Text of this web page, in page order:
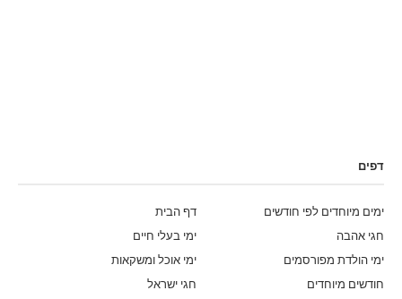
דפים
דף הבית
ימים מיוחדים לפי חודשים
ימי בעלי חיים
חגי אהבה
ימי אוכל ומשקאות
ימי הולדת מפורסמים
חגי ישראל
חודשים מיוחדים